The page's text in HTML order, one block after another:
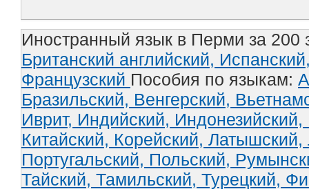
Иностранный язык в Перми за 200
Британский английский,
Французский Пособия по языкам:
Бразильский, Венгерский,
Иврит, Индийский, Индонезийский,
Китайский, Корейский, Латышский,
Португальский, Польский,
Тайский, Тамильский, Турецкий,